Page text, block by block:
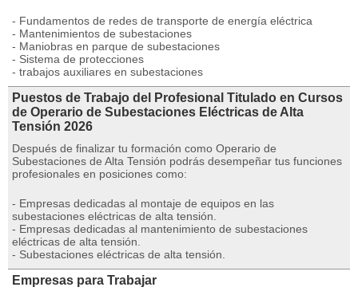
- Fundamentos de redes de transporte de energía eléctrica
- Mantenimientos de subestaciones
- Maniobras en parque de subestaciones
- Sistema de protecciones
- trabajos auxiliares en subestaciones
Puestos de Trabajo del Profesional Titulado en Cursos
de Operario de Subestaciones Eléctricas de Alta
Tensión 2026
Después de finalizar tu formación como Operario de
Subestaciones de Alta Tensión podrás desempeñar tus funciones
profesionales en posiciones como:
- Empresas dedicadas al montaje de equipos en las
subestaciones eléctricas de alta tensión.
- Empresas dedicadas al mantenimiento de subestaciones
eléctricas de alta tensión.
- Subestaciones eléctricas de alta tensión.
Empresas para Trabajar